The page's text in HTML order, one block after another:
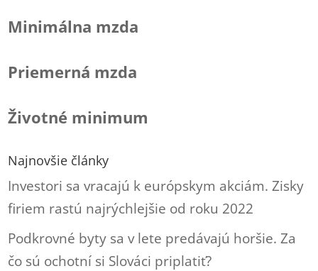
Minimálna mzda
Priemerná mzda
Životné minimum
Najnovšie články
Investori sa vracajú k európskym akciám. Zisky
firiem rastú najrýchlejšie od roku 2022
Podkrovné byty sa v lete predávajú horšie. Za
čo sú ochotní si Slováci priplatiť?